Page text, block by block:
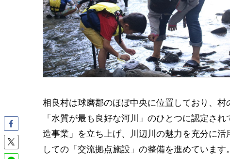
相良村は球磨郡のほぼ中央に位置しており、
「水質が最も良好な河川」のひとつに認定さ
造事業」を立ち上げ、川辺川の魅力を充分に
しての「交流拠点施設」の整備を進めていま